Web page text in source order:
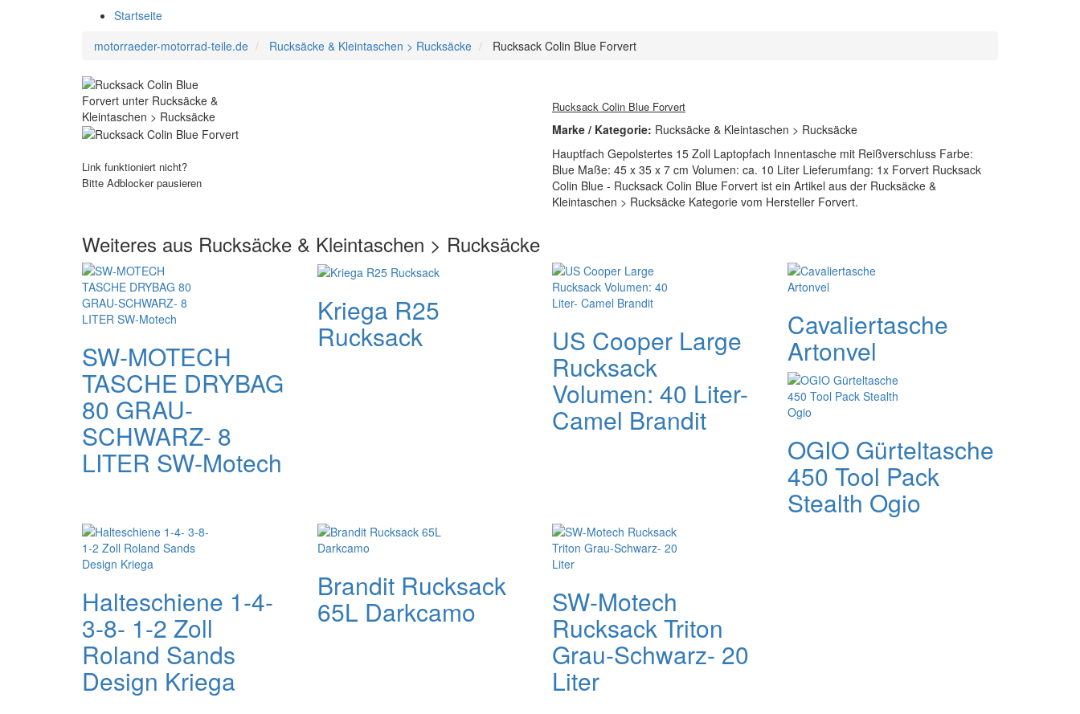
Startseite
motorraeder-motorrad-teile.de
Rucksäcke & Kleintaschen > Rucksäcke Rucksack Colin Blue Forvert
Link funktioniert nicht?
Bitte Adblocker pausieren
Rucksack Colin Blue Forvert
Marke / Kategorie: Rucksäcke & Kleintaschen > Rucksäcke
Hauptfach Gepolstertes 15 Zoll Laptopfach Innentasche mit Reißverschluss Farbe:
Blue Maße: 45 x 35 x 7 cm Volumen: ca. 10 Liter Lieferumfang: 1x Forvert Rucksack
Colin Blue - Rucksack Colin Blue Forvert ist ein Artikel aus der Rucksäcke &
Kleintaschen > Rucksäcke Kategorie vom Hersteller Forvert.
Weiteres aus Rucksäcke & Kleintaschen > Rucksäcke
SW-MOTECH
TASCHE DRYBAG
80 GRAU-
SCHWARZ- 8
LITER SW-Motech
Kriega R25
Rucksack US Cooper Large
Rucksack
Volumen: 40 Liter-
Camel Brandit
Cavaliertasche
Artonvel
OGIO Gürteltasche
450 Tool Pack
Stealth Ogio
Halteschiene 1-4-
3-8- 1-2 Zoll
Roland Sands
Design Kriega
Brandit Rucksack
65L Darkcamo SW-Motech
Rucksack Triton
Grau-Schwarz- 20
Liter